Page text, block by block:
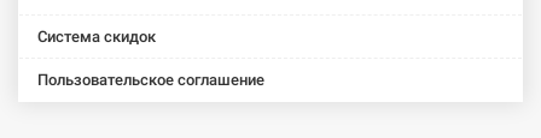
Система скидок
Пользовательское соглашение